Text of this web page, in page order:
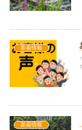
新着情報
新着情報